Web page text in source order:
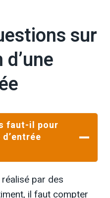
sur
faut-il pour
par des
il faut compter